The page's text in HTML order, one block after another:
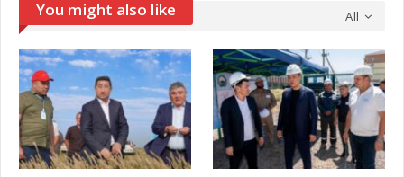
All
You might also like